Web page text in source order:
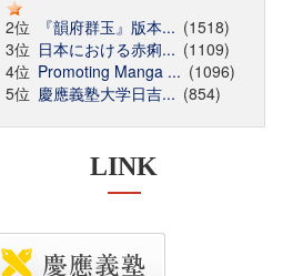
2位
『韻府群玉』版本... (1518)
3位 日本における赤痢... (1109)
4位 Promoting Manga ... (1096)
5位 慶應義塾大学日吉... (854)
LINK